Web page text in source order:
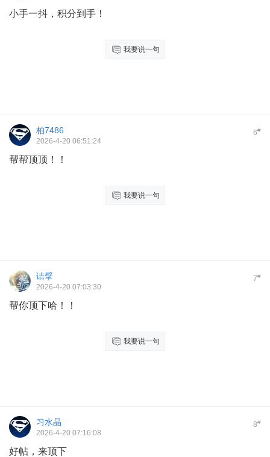
小手一抖，积分到手！
我要说一句
6#
柏7486
2026-4-20 06:51:24
帮帮顶顶！！
我要说一句
7#
诘擘
2026-4-20 07:03:30
帮你顶下哈！！
我要说一句
8#
习水晶
2026-4-20 07:16:08
好帖，来顶下